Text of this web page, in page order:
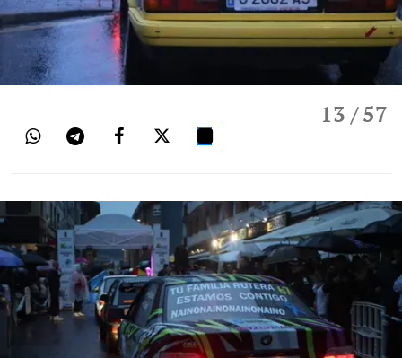
13 / 57